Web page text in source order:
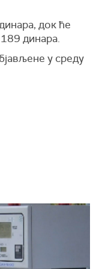
док ће
динара.
у среду